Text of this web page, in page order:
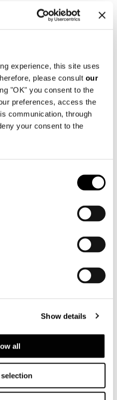
experience, this site uses
please consult our
"OK" you consent to the
preferences, access the
communication, through
your consent to the
Show details
all
residenziali che
di seduta prende
volta ad
versatilità in
oltre a
disegni ed
sul prodotto e
della